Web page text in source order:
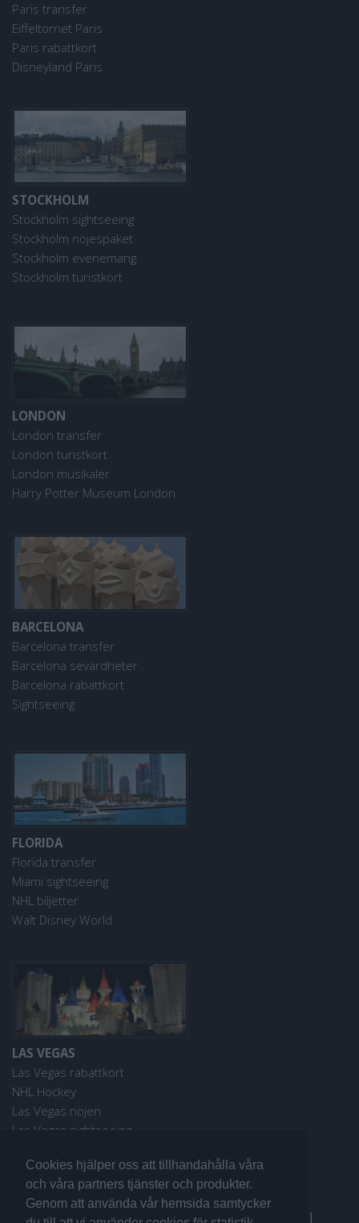
Cookies hjälper oss att tillhandahålla våra
och våra partners tjänster och produkter.
Genom att använda vår hemsida samtycker
Paris transfer
Eiffeltornet Paris
Paris rabattkort
Disneyland Paris
STOCKHOLM
Stockholm sightseeing
Stockholm nöjespaket
Stockholm evenemang
Stockholm turistkort
LONDON
London transfer
London turistkort
London musikaler
Harry Potter Museum London
BARCELONA
Barcelona transfer
Barcelona sevärdheter
Barcelona rabattkort
Sightseeing
FLORIDA
Florida transfer
Miami sightseeing
NHL biljetter
Walt Disney World
LAS VEGAS
Las Vegas rabattkort
NHL Hockey
Las Vegas nöjen
Las Vegas sightseeing
Fler reseguider: I Love the World |San Francisco |